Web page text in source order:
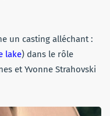
un casting alléchant :
lake) dans le rôle
et Yvonne Strahovski